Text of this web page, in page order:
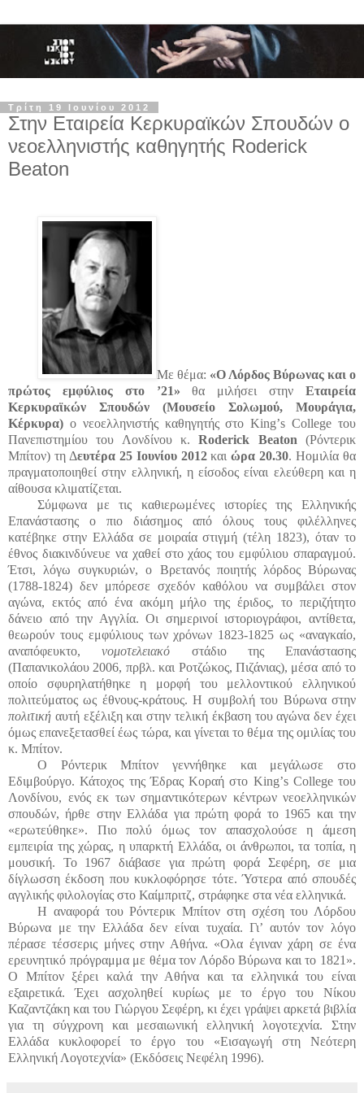
Τρίτη 19 Ιουνίου 2012
Στην Εταιρεία Κερκυραϊκών Σπουδών ο
νεοελληνιστής καθηγητής Roderick
Beaton
Με θέμα: «Ο Λόρδος Βύρωνας και ο
πρώτος εμφύλιος στο ’21» θα μιλήσει στηνΕταιρεία
Κερκυραϊκών Σπουδών
(Μουσείο Σολωμού, Μουράγια,
Κέρκυρα) ο νεοελληνιστής καθηγητής στοKing’s College του
Πανεπιστημίου του Λονδίνου κ.Roderick Beaton (Ρόντερικ
Μπίτον) τη Δευτέρα 25 Ιουνίου 2012καιώρα 20.30. Ηομιλία θα
πραγματοποιηθεί στην ελληνική, η είσοδος είναι ελεύθερη και η
αίθουσα κλιματίζεται.
Σύμφωνα με τις καθιερωμένες ιστορίες της Ελληνικής
Επανάστασης ο πιο διάσημος από όλους τους φιλέλληνες
κατέβηκε στην Ελλάδα σε μοιραία στιγμή (τέλη 1823), όταν το
έθνος διακινδύνευε να χαθεί στο χάος του εμφύλιου σπαραγμού.
Έτσι, λόγω συγκυριών, ο Βρετανός ποιητής λόρδος Βύρωνας
(1788-1824) δεν μπόρεσε σχεδόν καθόλου να συμβάλει στον
αγώνα, εκτός από ένα ακόμη μήλο της έριδος, το περιζήτητο
δάνειο από την Αγγλία. Οι σημερινοί ιστοριογράφοι, αντίθετα,
θεωρούν τους εμφύλιους των χρόνων 1823-1825 ως «αναγκαίο,
αναπόφευκτο,νομοτελειακό στάδιο της Επανάστασης
(Παπανικολάου 2006, πρβλ. και Ροτζώκος, Πιζάνιας), μέσα από το
οποίο σφυρηλατήθηκε η μορφή του μελλοντικού ελληνικού
πολιτεύματος ως έθνους-κράτους. Η συμβολή του Βύρωνα στην
πολιτική αυτή εξέλιξη και στην τελική έκβαση του αγώνα δεν έχει
όμως επανεξετασθεί έως τώρα, και γίνεται το θέμα της ομιλίας του
κ. Μπίτον.
Ο Ρόντερικ Μπίτον γεννήθηκε και μεγάλωσε στο
Εδιμβούργο. Κάτοχος της Έδρας Κοραή στο King’s Collegeτου
Λονδίνου, ενός εκ των σημαντικότερων κέντρων νεοελληνικών
σπουδών, ήρθε στην Ελλάδα για πρώτη φορά το 1965 και την
«ερωτεύθηκε». Πιο πολύ όμως τον απασχολούσε η άμεση
εμπειρία της χώρας, η υπαρκτή Ελλάδα, οι άνθρωποι, τα τοπία, η
μουσική. Το 1967 διάβασε για πρώτη φορά Σεφέρη, σε μια
δίγλωσση έκδοση που κυκλοφόρησε τότε. Ύστερα από σπουδές
αγγλικής φιλολογίας στο Καίμπριτζ, στράφηκε στα νέα ελληνικά.
Η αναφορά του Ρόντερικ Μπίτον στη σχέση του Λόρδου
Βύρωνα με την Ελλάδα δεν είναι τυχαία. Γι’ αυτόν τον λόγο
πέρασε τέσσερις μήνες στην Αθήνα. «Ολα έγιναν χάρη σε ένα
ερευνητικό πρόγραμμα με θέμα τον Λόρδο Βύρωνα και το 1821».
Ο Μπίτον ξέρει καλά την Αθήνα και τα ελληνικά του είναι
εξαιρετικά. Έχει ασχοληθεί κυρίως με το έργο του Νίκου
Καζαντζάκη και του Γιώργου Σεφέρη, κιέχει γράψει αρκετά βιβλία
για τη σύγχρονη και μεσαιωνική ελληνική λογοτεχνία. Στην
Ελλάδα κυκλοφορεί το έργο του «Εισαγωγή στη Νεότερη
Ελληνική Λογοτεχνία» (Εκδόσεις Νεφέλη 1996).